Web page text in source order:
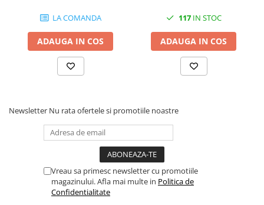
SSD-uri externe
Hard disk-uri externe
Card reader
Periferice PC
Tastaturi
Web-cam-uri si sisteme
videoconferinta
LA COMANDA
ADAUGA IN COS
117IN STOC
ADAUGA IN COS
Newsletter Nu rata ofertele si promotiile noastre
Vreau sa primesc newsletter cu promotiile
magazinului. Afla mai multe in Politica de
Confidentialitate